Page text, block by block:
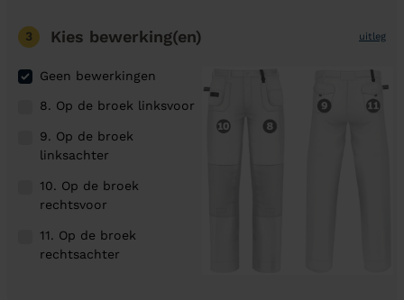
3 Kies bewerking(en) uitleg
Geen bewerkingen
8. Op de broek linksvoor
9. Op de broek
linksachter
10. Op de broek
rechtsvoor
11. Op de broek
rechtsachter